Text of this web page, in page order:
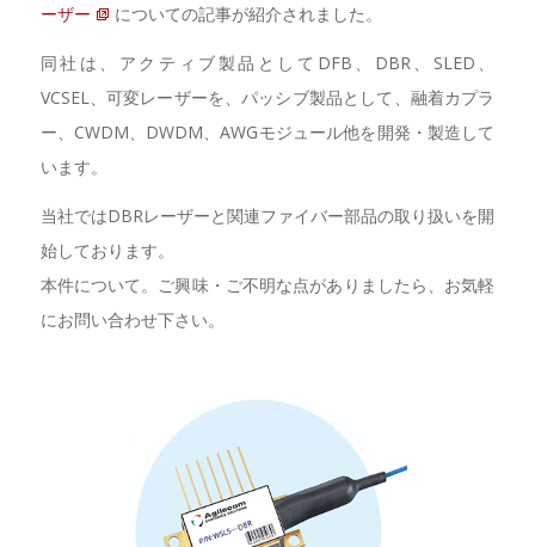
ーザー
についての記事が紹介されました。
同社は、アクティブ製品としてDFB、DBR、SLED、
VCSEL、可変レーザーを、パッシブ製品として、融着カプラ
ー、CWDM、DWDM、AWGモジュール他を開発・製造して
います。
当社ではDBRレーザーと関連ファイバー部品の取り扱いを開
始しております。
本件について。ご興味・ご不明な点がありましたら、お気軽
にお問い合わせ下さい。